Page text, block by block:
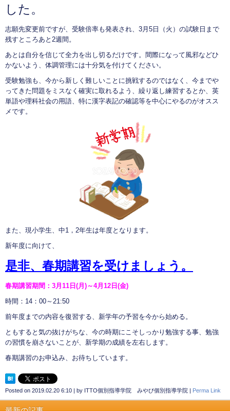
した。
志願先変更前ですが、受験倍率も発表され、3月5日（火）の試験日まで
残すところあと2週間。
あとは自分を信じて全力を出し切るだけです。間際になって風邪などひ
かないよう、体調管理には十分気を付けてください。
受験勉強も、今から新しく難しいことに挑戦するのではなく、今までや
ってきた問題をミスなく確実に取れるよう、繰り返し練習するとか、英
単語や理科社会の用語、特に漢字表記の確認等を中心にやるのがオスス
メです。
また、現小学生、中1，2年生は年度となります。
新年度に向けて、
是非、春期講習を受けましょう。
春期講習期間：3月11日(月)～4月12日(金)
時間：14：00～21:50
前年度までの内容を復習する、新学年の予習を今から始める。
ともすると気の抜けがちな、今の時期にこそしっかり勉強する事、勉強
の習慣を崩さないことが、新学期の成績を左右します。
春期講習のお申込み、お待ちしています。
Posted on 2019.02.20 6:10 by ITTO個別指導学院 みやび個別指導学院 Perma Link